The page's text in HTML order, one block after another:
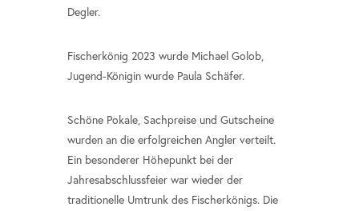
Degler.
Fischerkönig 2023 wurde Michael Golob,
Jugend-Königin wurde Paula Schäfer.
Schöne Pokale, Sachpreise und Gutscheine
wurden an die erfolgreichen Angler verteilt.
Ein besonderer Höhepunkt bei der
Jahresabschlussfeier war wieder der
traditionelle Umtrunk des Fischerkönigs. Die